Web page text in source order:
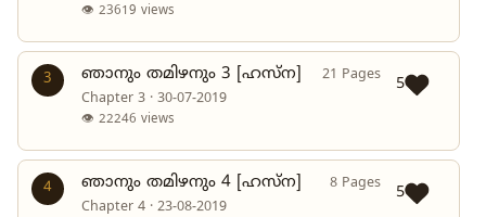
👁 23619 views
3 ഞാനും തമിഴനും 3 [ഹസ്ന]
21 Pages
Chapter 3 · 30-07-2019
👁 22246 views
5
4 ഞാനും തമിഴനും 4 [ഹസ്ന]
8 Pages
Chapter 4 · 23-08-2019
5